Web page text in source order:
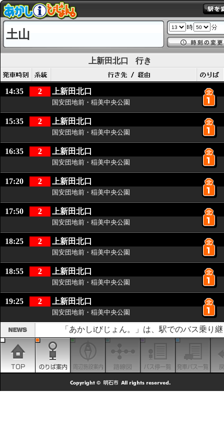
土山
上新田北口 行き
14:35 2 上新田北口
国安団地前・稲美中央公園
15:35 2 上新田北口
国安団地前・稲美中央公園
16:35 2 上新田北口
国安団地前・稲美中央公園
17:20 2 上新田北口
国安団地前・稲美中央公園
17:50 2 上新田北口
国安団地前・稲美中央公園
18:25 2 上新田北口
国安団地前・稲美中央公園
18:55 2 上新田北口
国安団地前・稲美中央公園
19:25 2 上新田北口
国安団地前・稲美中央公園
「あかしiびじょん。」は、駅でのバス乗り